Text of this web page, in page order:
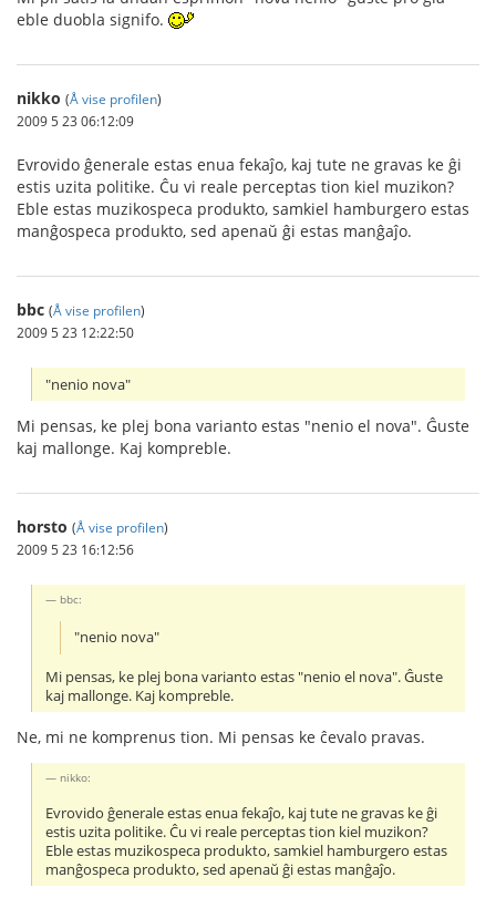
eble duobla signifo.
nikko (Å vise profilen)
2009 5 23 06:12:09
Evrovido ĝenerale estas enua fekaĵo, kaj tute ne gravas ke ĝi
estis uzita politike. Ĉu vi reale perceptas tion kiel muzikon?
Eble estas muzikospeca produkto, samkiel hamburgero estas
manĝospeca produkto, sed apenaŭ ĝi estas manĝaĵo.
bbc (Å vise profilen)
2009 5 23 12:22:50
"nenio nova"
Mi pensas, ke plej bona varianto estas "nenio el nova". Ĝuste
kaj mallonge. Kaj kompreble.
horsto (Å vise profilen)
2009 5 23 16:12:56
bbc:
"nenio nova"
Mi pensas, ke plej bona varianto estas "nenio el nova". Ĝuste
kaj mallonge. Kaj kompreble.
Ne, mi ne komprenus tion. Mi pensas ke ĉevalo pravas.
nikko:
Evrovido ĝenerale estas enua fekaĵo, kaj tute ne gravas ke ĝi
estis uzita politike. Ĉu vi reale perceptas tion kiel muzikon?
Eble estas muzikospeca produkto, samkiel hamburgero estas
manĝospeca produkto, sed apenaŭ ĝi estas manĝaĵo.